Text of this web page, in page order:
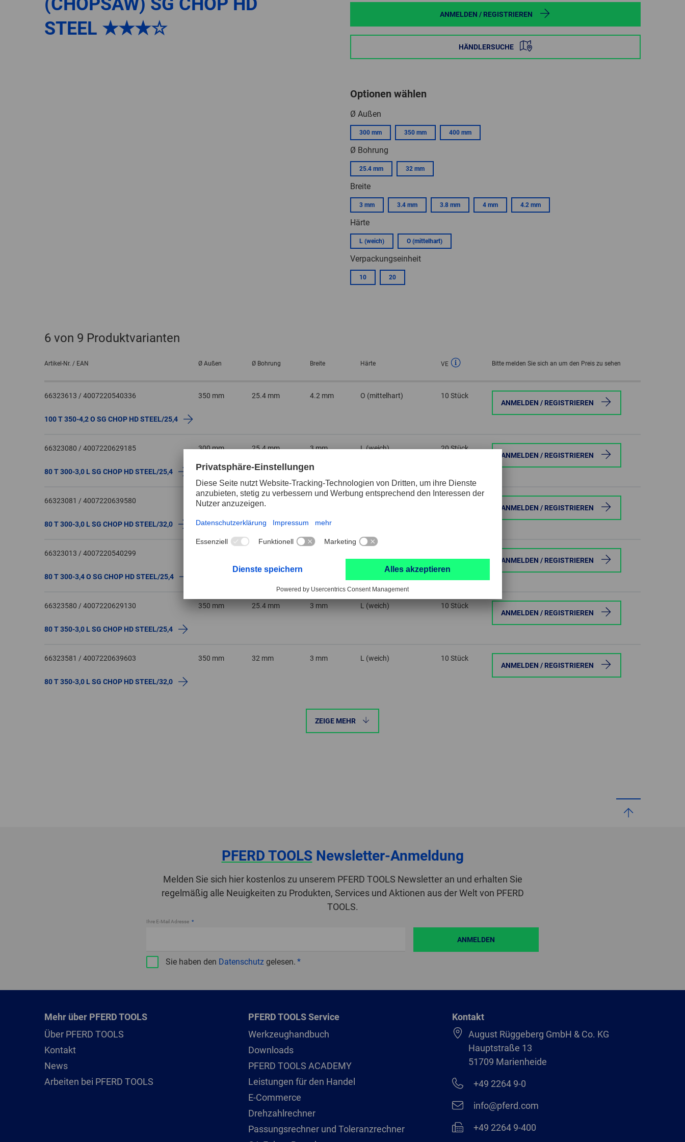
SPAIN
SWEDEN
STEEL ★★★☆
ANMELDEN / REGISTRIEREN
HÄNDLERSUCHE
Optionen wählen
Ø Außen
300 mm 350 mm 400 mm
Ø Bohrung
25.4 mm 32 mm
Breite
3 mm 3.4 mm 3.8 mm 4 mm 4.2 mm
Härte
L (weich) O (mittelhart)
Verpackungseinheit
10 20
6 von 9 Produktvarianten
Artikel-Nr. / EAN Ø Außen Ø Bohrung Breite Härte VE Bitte melden Sie sich an um den Preis zu sehen
66323613 / 4007220540336
100 T 350-4,2 O SG CHOP HD STEEL/25,4
350 mm 25.4 mm 4.2 mm O (mittelhart)
10 Stück
ANMELDEN / REGISTRIEREN
66323080 / 4007220629185
80 T 300-3,0 L SG CHOP HD STEEL/25,4
300 mm 25.4 mm 3 mm L (weich)
20 Stück
ANMELDEN / REGISTRIEREN
66323081 / 4007220639580
80 T 300-3,0 L SG CHOP HD STEEL/32,0
300 mm 32 mm L (weich)
ANMELDEN / REGISTRIEREN
66323013 / 4007220540299
80 T 300-3,4 O SG CHOP HD STEEL/25,4
ANMELDEN / REGISTRIEREN
66323580 / 4007220629130
80 T 350-3,0 L SG CHOP HD STEEL/25,4
350 mm 25.4 mm 3 mm L (weich)
10 Stück
ANMELDEN / REGISTRIEREN
66323581 / 4007220639603
80 T 350-3,0 L SG CHOP HD STEEL/32,0
350 mm 32 mm 3 mm L (weich)
10 Stück
ANMELDEN / REGISTRIEREN
ZEIGE MEHR
PFERD TOOLSNewsletter-Anmeldung
Melden Sie sich hier kostenlos zu unserem PFERD TOOLS Newsletter an und erhalten Sie
regelmäßig alle Neuigkeiten zu Produkten, Services und Aktionen aus der Welt von PFERD
TOOLS.
Ihre E-Mail Adresse
Sie haben den Datenschutz gelesen.
ANMELDEN
Mehr über PFERD TOOLS
Über PFERD TOOLS
Kontakt
News
Arbeiten bei PFERD TOOLS
PFERD TOOLS Service
Werkzeughandbuch
Downloads
PFERD TOOLS ACADEMY
Leistungen für den Handel
E-Commerce
Drehzahlrechner
Passungsrechner und Toleranzrechner
Kontakt
August Rüggeberg GmbH & Co. KG
Hauptstraße 13
51709 Marienheide
+49 2264 9-0
info@pferd.com
+49 2264 9-400